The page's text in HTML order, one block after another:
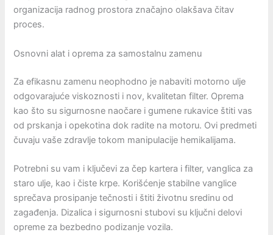
organizacija radnog prostora značajno olakšava čitav
proces.
Osnovni alat i oprema za samostalnu zamenu
Za efikasnu zamenu neophodno je nabaviti motorno ulje
odgovarajuće viskoznosti i nov, kvalitetan filter. Oprema
kao što su sigurnosne naočare i gumene rukavice štiti vas
od prskanja i opekotina dok radite na motoru. Ovi predmeti
čuvaju vaše zdravlje tokom manipulacije hemikalijama.
Potrebni su vam i ključevi za čep kartera i filter, vanglica za
staro ulje, kao i čiste krpe. Korišćenje stabilne vanglice
sprečava prosipanje tečnosti i štiti životnu sredinu od
zagađenja. Dizalica i sigurnosni stubovi su ključni delovi
opreme za bezbedno podizanje vozila.